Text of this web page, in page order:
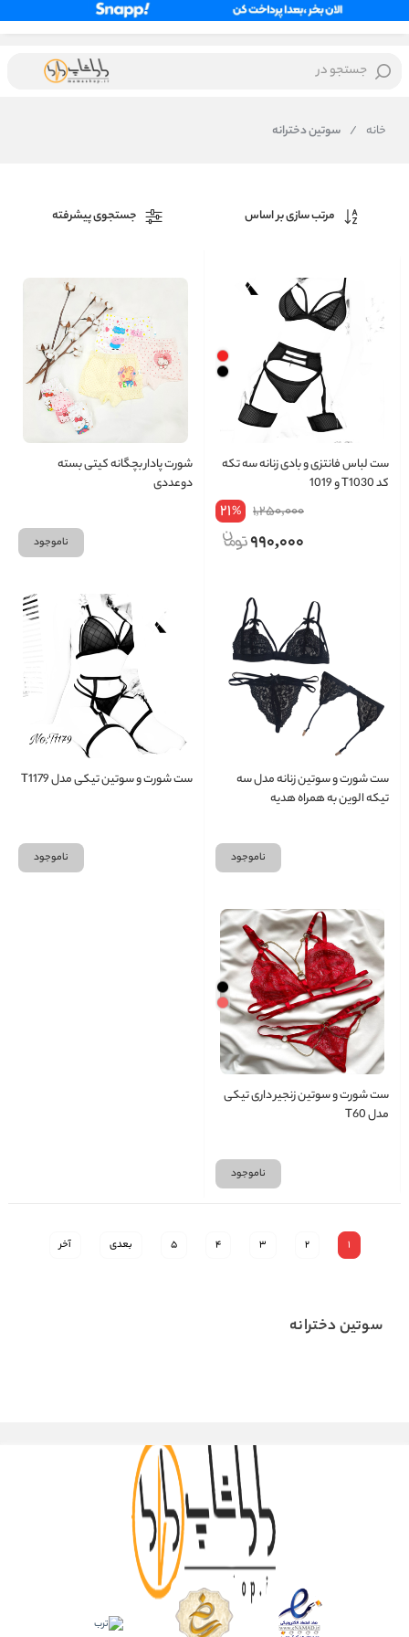
جستجو در
خانه / سوتین دخترانه
مرتب سازی بر اساس جستجوی پیشرفته
ست لباس فانتزی و بادی زنانه سه تکه
کد T1030 و 1019
1,250,000
21%
990,000
شورت پادار بچگانه کیتی بسته
دوعددی
ناموجود
ست شورت و سوتین زنانه مدل سه
تیکه الوین به همراه هدیه
ناموجود
ست شورت و سوتین تیکی مدل T1179
ناموجود
ست شورت و سوتین زنجیر داری تیکی
مدل T60
ناموجود
1
2
3
4
5 بعدی آخر
سوتین دخترانه